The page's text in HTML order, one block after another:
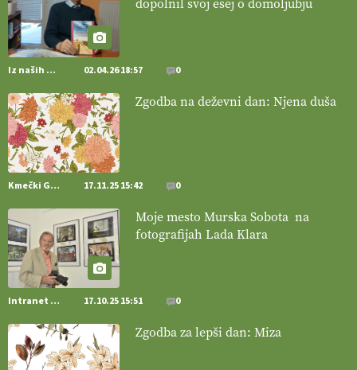
[EKOloško = LOGIČNO ]
Pet-nat je vse bolj priljubljeno
naravno peneče vino, tudi v Sloveniji.
https://t.co/9fpqD3fCrE @EUAgri #IMCAP #CAP
https://t.co/iQ8HkdQnsD
[EKOloško = LOGIČNO
pridelava z mislijo na naravo.
@EUAgri #IMCAP #CAP https://t.co/Bf31lnQSIb
[EKOloško = LOGIČNO ]
Poleti pridelek rešujejo zdrava tla in
vlaga.
VEČ
https://t.co/qmMX2yevum @EUAgri #IMCAP #CAP
https://t.co/dDwsipE645
[EKOloško = LOGIČNO ] Mulčer
– naravna pot do zdravih tal
. VEČ
https://t.co/J7RkeaYpYu @EUAgri #IMCAP #CAP
https://t.co/RVG0FzcQN6
dopolnil svoj esej o domoljubju
Iz naših krajev 02.04.26 18:57 0
Zgodba na deževni dan: Njena duša
Kmečki Glas 17.11.25 15:42 0
Moje mesto Murska Sobota na
fotografijah Lada Klara
Intranet Kmečki Glas 17.10.25 15:51 0
Zgodba za lepši dan: Miza